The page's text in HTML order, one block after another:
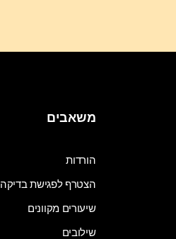
משאבים
הורדות
הצטרף לפגישת בדיקה
שיעורים מקוונים
שילובים